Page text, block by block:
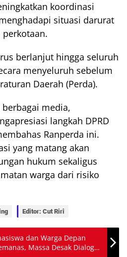
koordinasi
situasi darurat
perkotaan.
berlanjut hingga seluruh
menyeluruh sebelum
Daerah (Perda).
media,
langkah DPRD
Ranperda ini.
yang matang akan
hukum sekaligus
warga dari risiko
Editor: Cut Riri
dan Warga Depan
Massa Desak Dialog